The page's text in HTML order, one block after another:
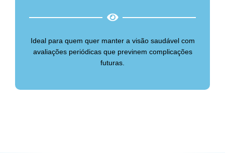
Ideal para quem quer manter a visão saudável com
avaliações periódicas que previnem complicações
futuras.